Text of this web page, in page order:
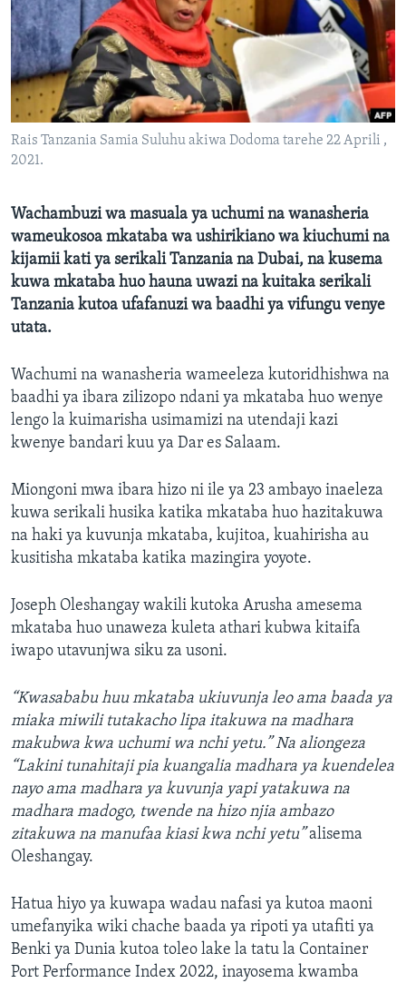
Rais Tanzania Samia Suluhu akiwa Dodoma tarehe 22 Aprili ,
2021.
Wachambuzi wa masuala ya uchumi na wanasheria
wameukosoa mkataba wa ushirikiano wa kiuchumi na
kijamii kati ya serikali Tanzania na Dubai, na kusema
kuwa mkataba huo hauna uwazi na kuitaka serikali
Tanzania kutoa ufafanuzi wa baadhi ya vifungu venye
utata.
Wachumi na wanasheria wameeleza kutoridhishwa na
baadhi ya ibara zilizopo ndani ya mkataba huo wenye
lengo la kuimarisha usimamizi na utendaji kazi
kwenye bandari kuu ya Dar es Salaam.
Miongoni mwa ibara hizo ni ile ya 23 ambayo inaeleza
kuwa serikali husika katika mkataba huo hazitakuwa
na haki ya kuvunja mkataba, kujitoa, kuahirisha au
kusitisha mkataba katika mazingira yoyote.
Joseph Oleshangay wakili kutoka Arusha amesema
mkataba huo unaweza kuleta athari kubwa kitaifa
iwapo utavunjwa siku za usoni.
“Kwasababu huu mkataba ukiuvunja leo ama baada ya
miaka miwili tutakacho lipa itakuwa na madhara
makubwa kwa uchumi wa nchi yetu.” Na aliongeza
“Lakini tunahitaji pia kuangalia madhara ya kuendelea
nayo ama madhara ya kuvunja yapi yatakuwa na
madhara madogo, twende na hizo njia ambazo
zitakuwa na manufaa kiasi kwa nchi yetu”alisema
Oleshangay.
Hatua hiyo ya kuwapa wadau nafasi ya kutoa maoni
umefanyika wiki chache baada ya ripoti ya utafiti ya
Benki ya Dunia kutoa toleo lake la tatu la Container
Port Performance Index 2022, inayosema kwamba